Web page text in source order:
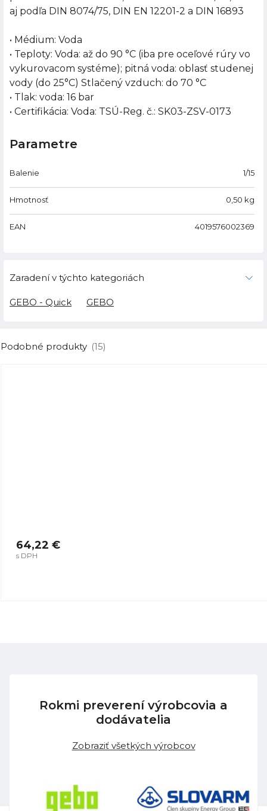
aj podľa DIN 8074/75, DIN EN 12201-2 a DIN 16893
• Médium: Voda
• Teploty: Voda: až do 90 °C (iba pre oceľové rúry vo
vykurovacom systéme); pitná voda: oblasť studenej
vody (do 25°C) Stlačený vzduch: do 70 °C
• Tlak: voda: 16 bar
• Certifikácia: Voda: TSÚ-Reg. č.: SK03-ZSV-0173
Parametre
Balenie 1/15
Hmotnosť 0,50 kg
EAN 4019576002369
Zaradení v týchto kategoriách
GEBO - Quick GEBO
Podobné produkty (15)
64,22 €
s DPH
Rokmi preverení výrobcovia a
dodávatelia
Zobraziť všetkých výrobcov